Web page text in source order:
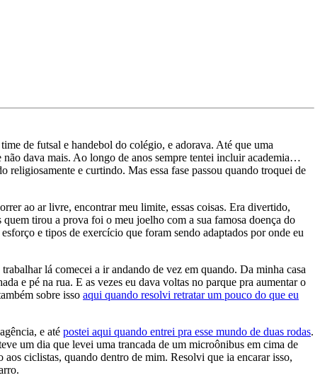
de futsal e handebol do colégio, e adorava. Até que uma
dava mais. Ao longo de anos sempre tentei incluir academia…
religiosamente e curtindo. Mas essa fase passou quando troquei de
ao ar livre, encontrar meu limite, essas coisas. Era divertido,
tirou a prova foi o meu joelho com a sua famosa doença do
e tipos de exercício que foram sendo adaptados por onde eu
lá comecei a ir andando de vez em quando. Da minha casa
e pé na rua. E as vezes eu dava voltas no parque pra aumentar o
sobre isso aqui quando resolvi retratar um pouco do que eu
e até postei aqui quando entrei pra esse mundo de duas rodas.
um dia que levei uma trancada de um microônibus em cima de
ciclistas, quando dentro de mim. Resolvi que ia encarar isso,